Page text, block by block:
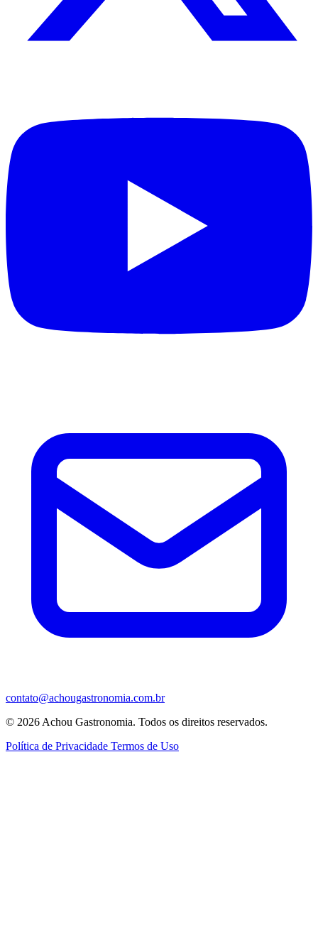
contato@achougastronomia.com.br
© 2026 Achou Gastronomia. Todos os direitos reservados.
Política de Privacidade Termos de Uso